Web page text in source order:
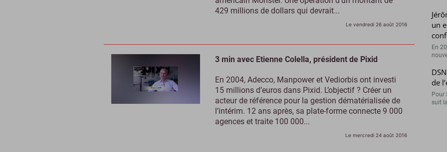
429 millions de dollars qui devrait...
Le vendredi 26 août 2016
3 min avec Etienne Colella, président de Pixid
En 2004, Adecco, Manpower et Vediorbis ont investi
15 millions d’euros dans Pixid. L’objectif ? Créer un
acteur de référence pour la gestion dématérialisée de
l’intérim. 12 ans après, sa plate-forme connecte 9 000
agences et traite 100 000...
Le mercredi 24 août 2016
un
En
de
Pour
suit